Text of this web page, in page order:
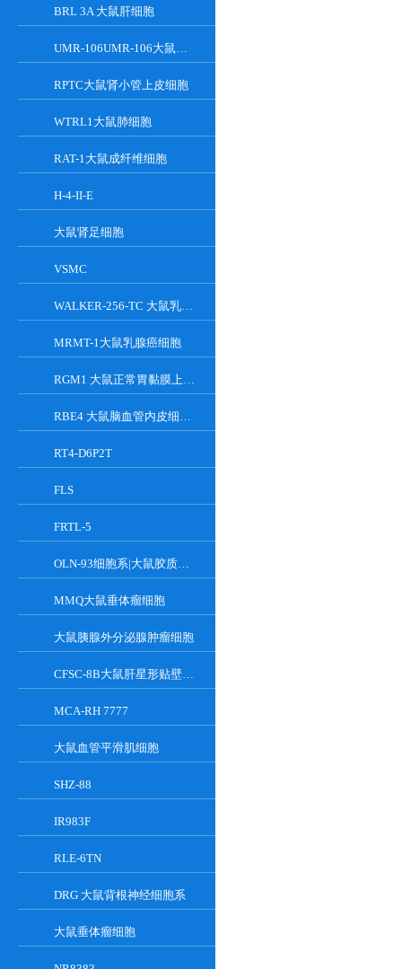
BRL 3A 大鼠肝细胞
UMR-106UMR-106大鼠骨肉瘤细胞
RPTC大鼠肾小管上皮细胞
WTRL1大鼠肺细胞
RAT-1大鼠成纤维细胞
H-4-II-E
大鼠肾足细胞
VSMC
WALKER-256-TC 大鼠乳腺癌细胞系
MRMT-1大鼠乳腺癌细胞
RGM1 大鼠正常胃黏膜上皮细胞系
RBE4 大鼠脑血管内皮细胞系
RT4-D6P2T
FLS
FRTL-5
OLN-93细胞系|大鼠胶质细胞
MMQ大鼠垂体瘤细胞
大鼠胰腺外分泌腺肿瘤细胞
CFSC-8B大鼠肝星形贴壁细胞系
MCA-RH 7777
大鼠血管平滑肌细胞
SHZ-88
IR983F
RLE-6TN
DRG 大鼠背根神经细胞系
大鼠垂体瘤细胞